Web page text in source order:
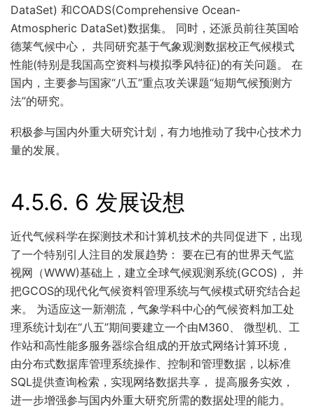
DataSet) 和COADS(Comprehensive Ocean-
Atmospheric DataSet)数据集。 同时，还派员前往英国哈
德莱气候中心， 共同研究基于气象观测数据校正气候模式
性能(特别是我国高空资料与模拟季风特征)的有关问题。 在
国内，主要参与国家“八五”重点攻关课题“短期气候预测方
法”的研究。
积极参与国内外重大研究计划，有力地推动了我中心技术力
量的发展。
4.5.6. 6 发展设想
近代气候科学在探测技术和计算机技术的共同促进下，出现
了一个特别引人注目的发展趋势： 要在已有的世界天气监
视网（WWW)基础上，建立全球气候观测系统(GCOS)， 并
把GCOS的现代化气候资料管理系统与气候模式研究结合起
来。 为适应这一新潮流，气象学科中心的气候资料加工处
理系统计划在“八五”期间要建立一个由M360、 微型机、工
作站和高性能多服务器综合组成的开放式网络计算环境，
由分布式数据库管理系统操作、控制和管理数据，以标准
SQL提供查询检索，实现网络数据共享， 提高服务实效，
进一步增强参与国内外重大研究所需的数据处理的能力。